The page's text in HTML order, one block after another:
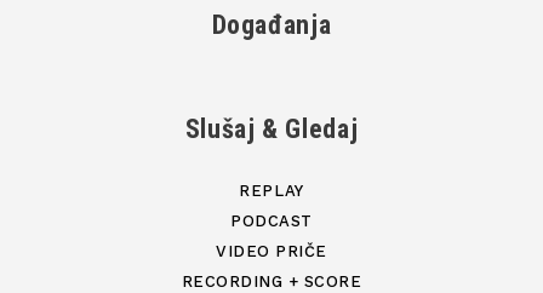
Događanja
Slušaj & Gledaj
REPLAY
PODCAST
VIDEO PRIČE
RECORDING + SCORE